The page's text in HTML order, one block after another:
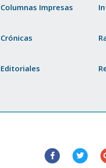
Columnas Impresas
Crónicas
Editoriales